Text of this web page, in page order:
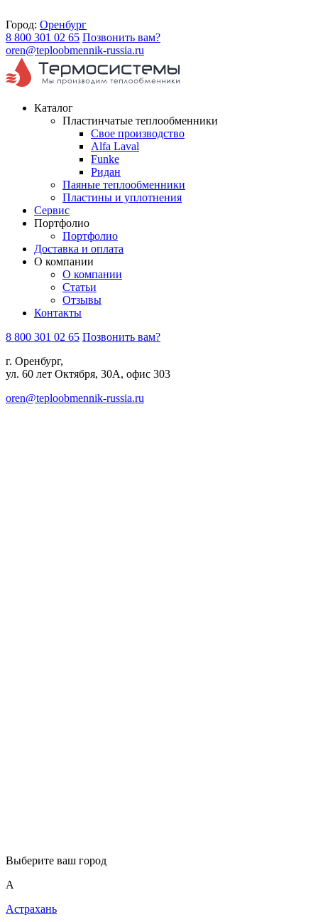
Город: Оренбург
8 800 301 02 65 Позвонить вам?
oren@teploobmennik-russia.ru
Каталог
Пластинчатые теплообменники
Свое производство
Alfa Laval
Funke
Ридан
Паяные теплообменники
Пластины и уплотнения
Сервис
Портфолио
Портфолио
Доставка и оплата
О компании
О компании
Статьи
Отзывы
Контакты
8 800 301 02 65 Позвонить вам?
г. Оренбург,
ул. 60 лет Октября, 30А, офис 303
oren@teploobmennik-russia.ru
Выберите ваш город
А
Астрахань